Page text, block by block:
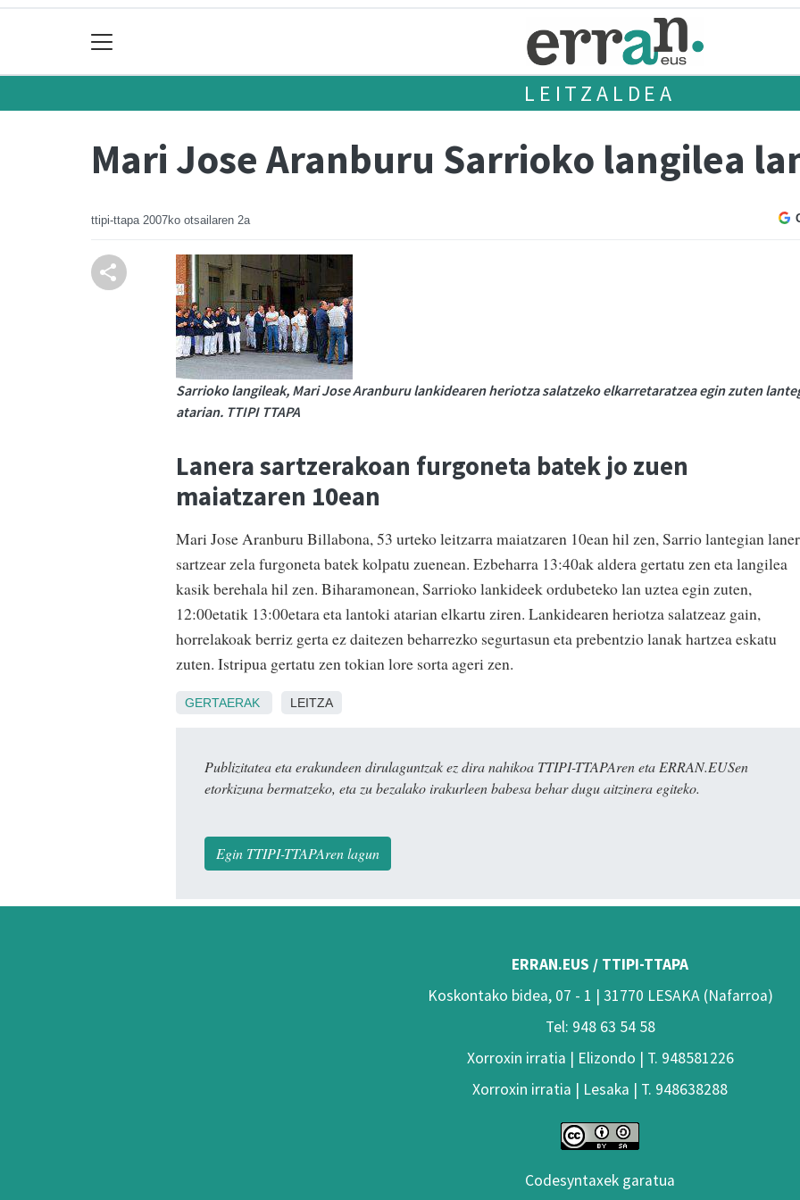
LEITZALDEA
Mari Jose Aranburu Sarrioko langilea
ttipi-ttapa 2007ko otsailaren 2a
Sarrioko langileak, Mari Jose Aranburu lankidearen heriotza salatzeko elkarretaratzea egin zuten
atarian. TTIPI TTAPA
Lanera sartzerakoan furgoneta batek jo zuen
maiatzaren 10ean
Mari Jose Aranburu Billabona, 53 urteko leitzarra maiatzaren 10ean hil zen, Sarrio lantegian
sartzear zela furgoneta batek kolpatu zuenean. Ezbeharra 13:40ak aldera gertatu zen eta langilea
kasik berehala hil zen. Biharamonean, Sarrioko lankideek ordubeteko lan uztea egin zuten,
12:00etatik 13:00etara eta lantoki atarian elkartu ziren. Lankidearen heriotza salatzeaz gain,
horrelakoak berriz gerta ez daitezen beharrezko segurtasun eta prebentzio lanak hartzea eskatu
zuten. Istripua gertatu zen tokian lore sorta ageri zen.
GERTAERAK LEITZA
Publizitatea eta erakundeen dirulaguntzak ez dira nahikoa TTIPI-TTAPAren eta ERRAN.EUSen
etorkizuna bermatzeko, eta zu bezalako irakurleen babesa behar dugu aitzinera egiteko.
Egin TTIPI-TTAPAren lagun
ERRAN.EUS / TTIPI-TTAPA
Koskontako bidea, 07 - 1 | 31770 LESAKA (Nafarroa)
Tel: 948 63 54 58
Xorroxin irratia | Elizondo | T. 948581226
Xorroxin irratia | Lesaka | T. 948638288
Codesyntaxek garatua